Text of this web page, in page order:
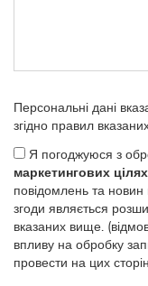
Персональні дані
згідно правил
Я погоджуюся з
маркетингових цілях
повідомлень та
згоди являється
вказаних вище.
впливу на обробку
провести на цих